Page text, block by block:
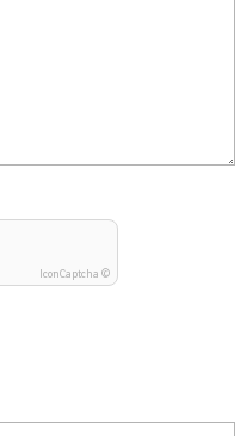
IconCaptcha ©